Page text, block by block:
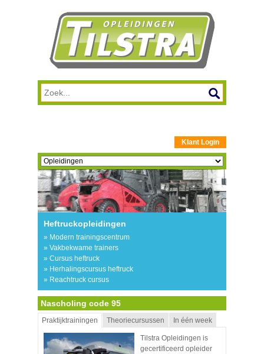
Klant Login
Heftruckopleidingen
» Modern trainingscentrum
» Vakbekwame trainers
» Cursus heftruck
» Herhalingscursus heftruck
» Reachtruck cursus
Nascholing code 95
Tilstra Opleidingen is
gecertificeerd opleider
Praktijktrainingen Theoriecursussen In één week